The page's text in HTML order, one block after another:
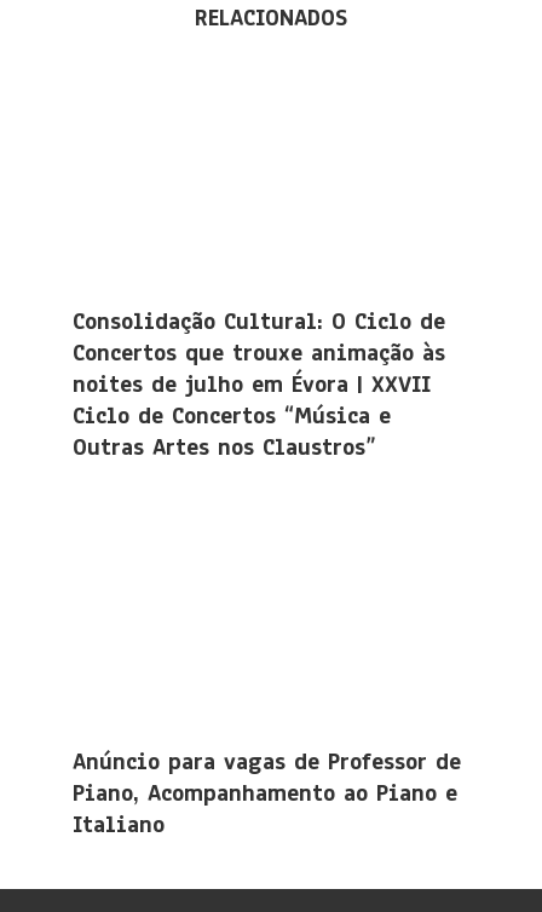
RELACIONADOS
Consolidação Cultural: O Ciclo de
Concertos que trouxe animação às
noites de julho em Évora | XXVII
Ciclo de Concertos “Música e
Outras Artes nos Claustros”
Anúncio para vagas de Professor de
Piano, Acompanhamento ao Piano e
Italiano